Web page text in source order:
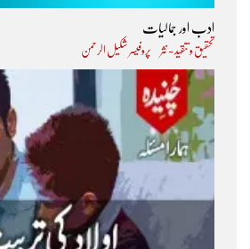
ادب اور جمالیات
تحقیق و تنقید - نثر پروفیسر شکیل الرحمن